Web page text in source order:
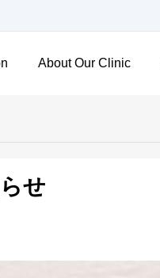
About Our Clinic
せ